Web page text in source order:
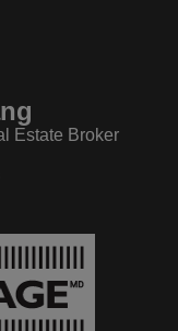
Estate Broker